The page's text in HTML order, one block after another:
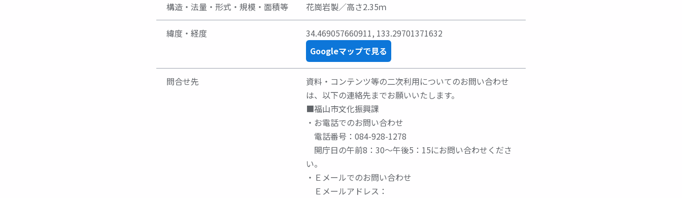
構造・法量・形式・規模・面積等 花崗岩製／高さ2.35ｍ
緯度・経度 34.469057660911, 133.29701371632
Googleマップで見る
問合せ先
資料・コンテンツ等の二次利用についてのお問い合わせ
は、以下の連絡先までお願いいたします。
■福山市文化振興課
・お電話でのお問い合わせ
電話番号：084-928-1278
開庁日の午前8：30～午後5：15にお問い合わせくださ
い。
・Ｅメールでのお問い合わせ
Ｅメールアドレス：